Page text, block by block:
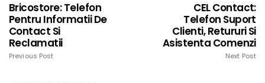
Bricostore: Telefon
Pentru Informatii De
Contact Si
Reclamatii
Previous Post
CEL Contact:
Telefon Suport
Clienti, Retururi Si
Asistenta Comenzi
Next Post